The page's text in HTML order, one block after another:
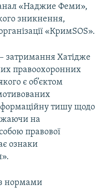
«Наджие Феми»,
зникнення,
«КримSOS».
затримання Хатідже
правоохоронних
є об’єктом
тишу щодо
на
правової
ознаки
нормами